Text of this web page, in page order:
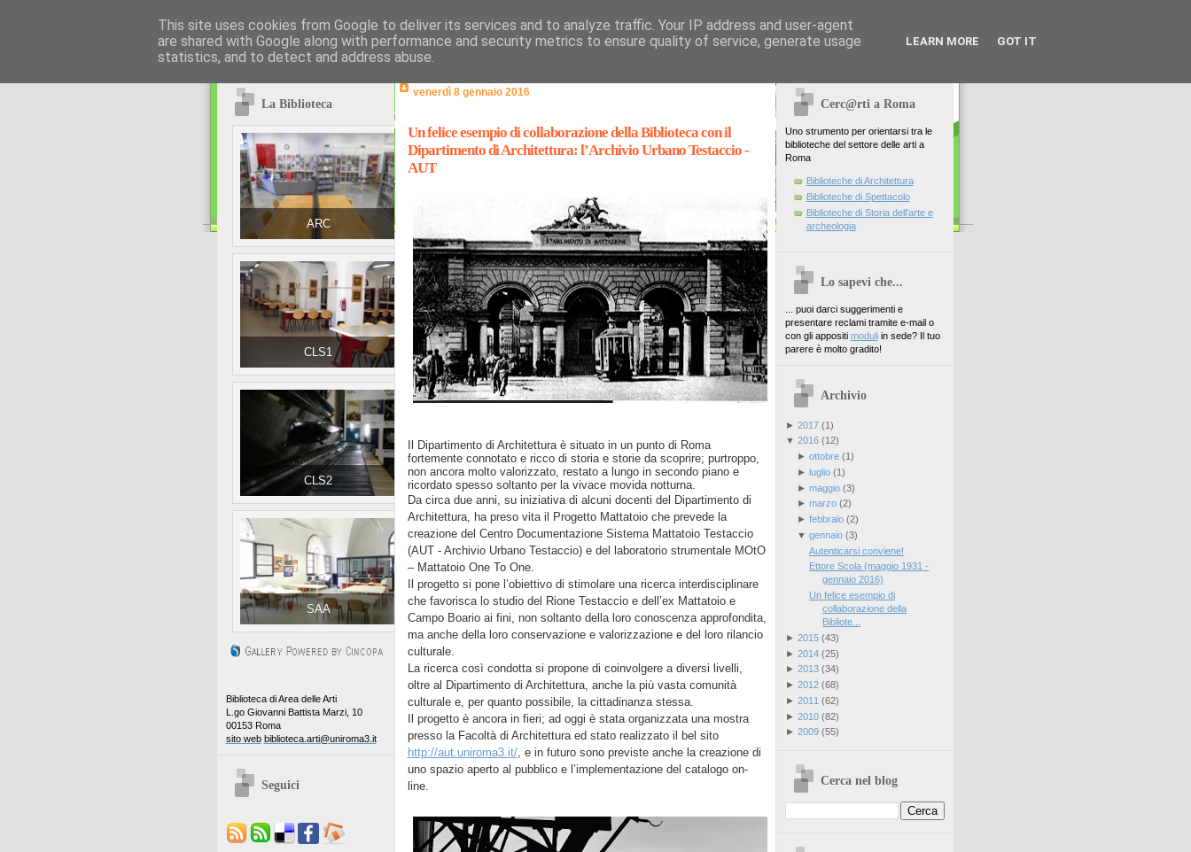
La Biblioteca
ARC
CLS1
CLS2
SAA
Biblioteca di Area delle Arti
L.go Giovanni Battista Marzi, 10
00153 Roma
sito web biblioteca.arti@uniroma3.it
Seguici
venerdì 8 gennaio 2016
Un felice esempio di collaborazione della Biblioteca con il
Dipartimento di Architettura: l’Archivio Urbano Testaccio -
AUT
Il Dipartimento di Architettura è situato in un punto di Roma
fortemente connotato e ricco di storia e storie da scoprire; purtroppo,
non ancora molto valorizzato, restato a lungo in secondo piano e
ricordato spesso soltanto per la vivace movida notturna.
Da circa due anni, su iniziativa di alcuni docenti del Dipartimento di
Architettura, ha preso vita il Progetto Mattatoio che prevede la
creazione del Centro Documentazione Sistema Mattatoio Testaccio
(AUT - Archivio Urbano Testaccio) e del laboratorio strumentale MOtO
– Mattatoio One To One.
Il progetto si pone l’obiettivo di stimolare una ricerca interdisciplinare
che favorisca lo studio del Rione Testaccio e dell’ex Mattatoio e
Campo Boario ai fini, non soltanto della loro conoscenza approfondita,
ma anche della loro conservazione e valorizzazione e del loro rilancio
culturale.
La ricerca così condotta si propone di coinvolgere a diversi livelli,
oltre al Dipartimento di Architettura, anche la più vasta comunità
culturale e, per quanto possibile, la cittadinanza stessa.
Il progetto è ancora in fieri; ad oggi è stata organizzata una mostra
presso la Facoltà di Architettura ed stato realizzato il bel sito
http://aut.uniroma3.it/, e in futuro sono previste anche la creazione di
uno spazio aperto al pubblico e l’implementazione del catalogo on-
line.
Cerc@rti a Roma
Uno strumento per orientarsi tra le
biblioteche del settore delle arti a
Roma
Biblioteche di Architettura
Biblioteche di Spettacolo
Biblioteche di Storia dell'arte e
archeologia
Lo sapevi che...
... puoi darci suggerimenti e
presentare reclami tramite e-mail o
con gli appositi moduliin sede? Il tuo
parere è molto gradito!
Archivio
► 2017(1)
▼ 2016(12)
► ottobre(1)
► luglio(1)
► maggio(3)
► marzo(2)
► febbraio(2)
▼ gennaio(3)
Autenticarsi conviene!
Ettore Scola (maggio 1931 -
gennaio 2016)
Un felice esempio di
collaborazione della
Bibliote...
► 2015(43)
► 2014(25)
► 2013(34)
► 2012(68)
► 2011 (62)
► 2010(82)
► 2009(55)
Cerca nel blog
This site uses cookies from Google to deliver its services and to analyze traffic. Your IP address and user-agent
are shared with Google along with performance and security metrics to ensure quality of service, generate usage
statistics, and to detect and address abuse.
LEARN MORE GOT IT